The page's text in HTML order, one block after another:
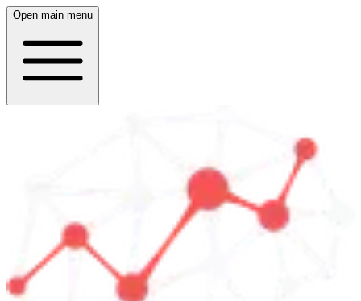
Open main menu